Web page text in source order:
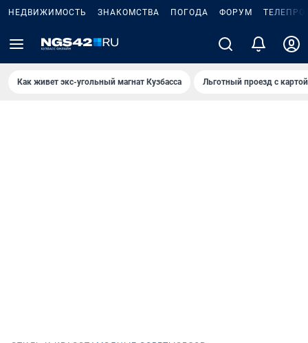
НЕДВИЖИМОСТЬ ЗНАКОМСТВА ПОГОДА ФОРУМ
Как живет экс-угольный магнат Кузбасса Льготный проезд с